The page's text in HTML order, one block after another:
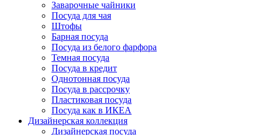
Заварочные чайники
Посуда для чая
Штофы
Барная посуда
Посуда из белого фарфора
Темная посуда
Посуда в кредит
Однотонная посуда
Посуда в рассрочку
Пластиковая посуда
Посуда как в ИКЕА
Дизайнерская коллекция
Дизайнерская посуда